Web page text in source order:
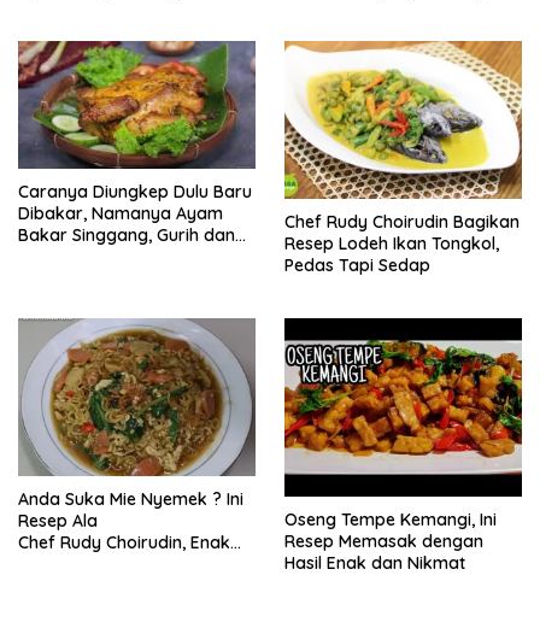
Caranya Diungkep Dulu Baru
Dibakar, Namanya Ayam
Bakar Singgang, Gurih dan
Chef Rudy Choirudin Bagikan
Resep Lodeh Ikan Tongkol,
Pedas Tapi Sedap
Anda Suka Mie Nyemek ? Ini
Resep Ala
Chef Rudy Choirudin, Enak
Oseng Tempe Kemangi, Ini
Resep Memasak dengan
Hasil Enak dan Nikmat